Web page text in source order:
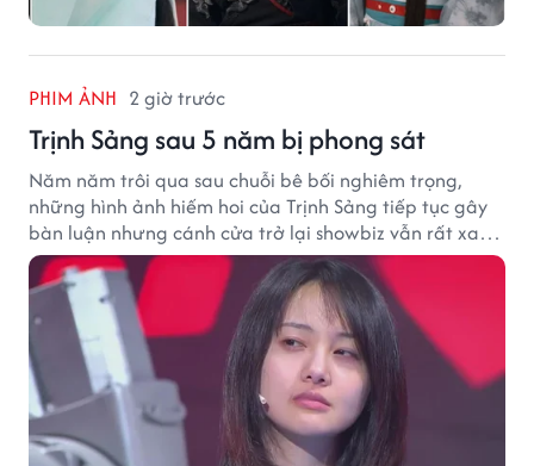
PHIM ẢNH 2 giờ trước
Trịnh Sảng sau 5 năm bị phong sát
Năm năm trôi qua sau chuỗi bê bối nghiêm trọng,
những hình ảnh hiếm hoi của Trịnh Sảng tiếp tục gây
bàn luận nhưng cánh cửa trở lại showbiz vẫn rất xa
vời.